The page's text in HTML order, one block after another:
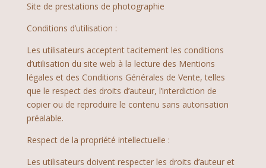
Site de prestations de photographie
Conditions d’utilisation :
Les utilisateurs acceptent tacitement les conditions
d’utilisation du site web à la lecture des Mentions
légales et des Conditions Générales de Vente, telles
que le respect des droits d’auteur, l’interdiction de
copier ou de reproduire le contenu sans autorisation
préalable.
Respect de la propriété intellectuelle :
Les utilisateurs doivent respecter les droits d’auteur et